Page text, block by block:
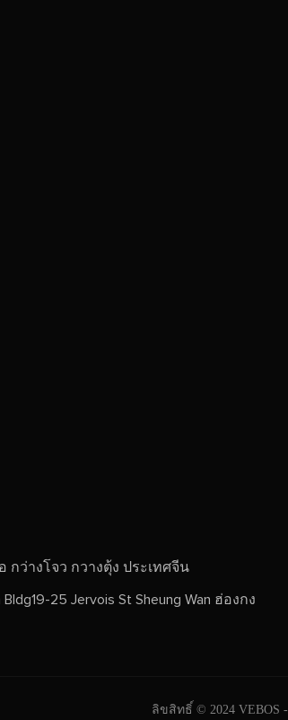
กว่างโจว กวางตุ้ง ประเทศจีน
25 Jervois St Sheung Wan ฮ่องกง
ลิขสิทธิ์ © 2024 VEBOS -